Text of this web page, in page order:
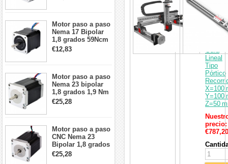
42x42x20mm 4
Motor paso a paso
Nema 17 Bipolar
1,8 grados 59Ncm
2A 42x48mm 4
cables compatible
€12,83
Motor paso a paso
Nema 23 bipolar
1,8 grados 1,9 Nm
2,8 A 3,2 V
57x57x76mm 4
€25,28
Motor paso a paso
CNC Nema 23
Bipolar 1,8 grados
1,9 Nm 3A 3,36 V
57x57x76mm 4
€25,28
CNC
Módulo
Lineal
Guía
Lineal
Tipo
Pórtico
X=100
Y=100
Z=50
precio:
€787,20